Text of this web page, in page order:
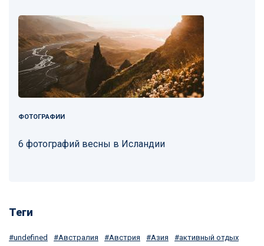
ФОТОГРАФИИ
6 фотографий весны в Исландии
Теги
undefined Австралия Австрия Азия
активный отдых